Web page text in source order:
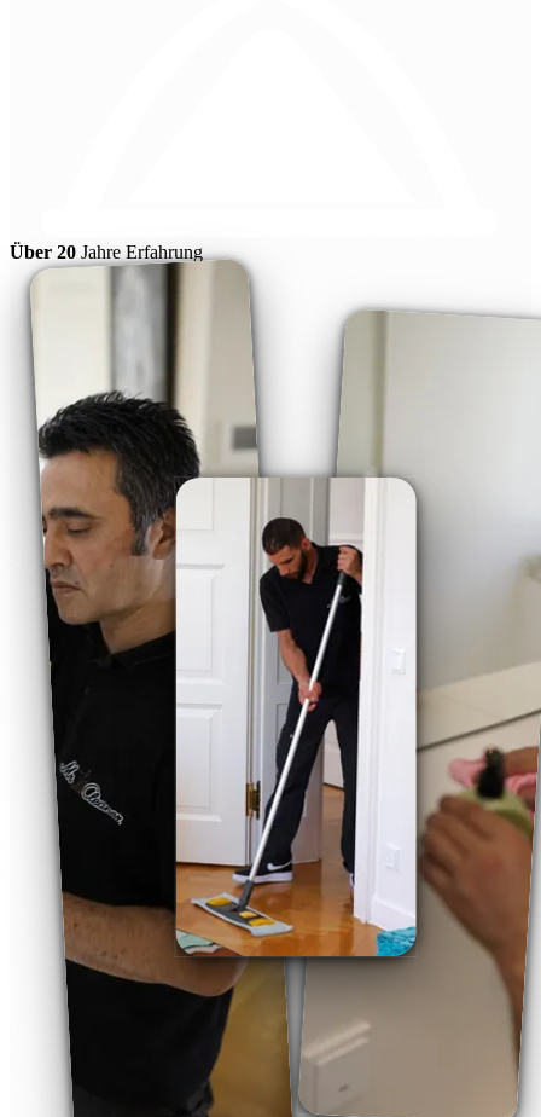
Über 20 Jahre Erfahrung